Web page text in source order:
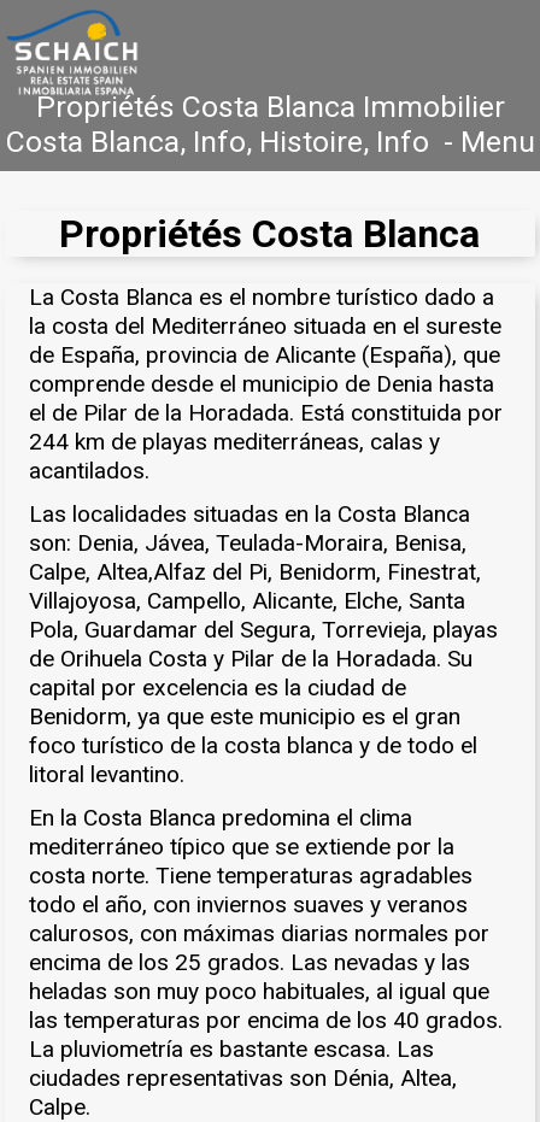
Propriétés Costa Blanca Immobilier
Costa Blanca, Info, Histoire, Info - Menu
Accueil Costa Blanca Vente Location
Contact
Propriétés Costa Blanca
La Costa Blanca es el nombre turístico dado a
la costa del Mediterráneo situada en el sureste
de España, provincia de Alicante (España), que
comprende desde el municipio de Denia hasta
el de Pilar de la Horadada. Está constituida por
244 km de playas mediterráneas, calas y
acantilados.
Las localidades situadas en la Costa Blanca
son: Denia, Jávea, Teulada-Moraira, Benisa,
Calpe, Altea,Alfaz del Pi, Benidorm, Finestrat,
Villajoyosa, Campello, Alicante, Elche, Santa
Pola, Guardamar del Segura, Torrevieja, playas
de Orihuela Costa y Pilar de la Horadada. Su
capital por excelencia es la ciudad de
Benidorm, ya que este municipio es el gran
foco turístico de la costa blanca y de todo el
litoral levantino.
En la Costa Blanca predomina el clima
mediterráneo típico que se extiende por la
costa norte. Tiene temperaturas agradables
todo el año, con inviernos suaves y veranos
calurosos, con máximas diarias normales por
encima de los 25 grados. Las nevadas y las
heladas son muy poco habituales, al igual que
las temperaturas por encima de los 40 grados.
La pluviometría es bastante escasa. Las
ciudades representativas son Dénia, Altea,
Calpe.